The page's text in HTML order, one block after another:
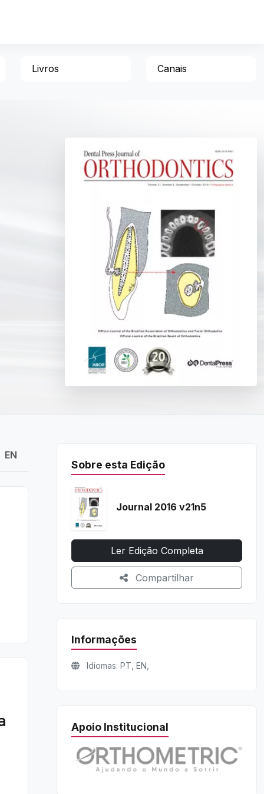
Livros Canais
EN
Sobre esta Edição
Journal 2016 v21n5
Ler Edição Completa
Compartilhar
Informações
Idiomas: PT, EN,
Apoio Institucional